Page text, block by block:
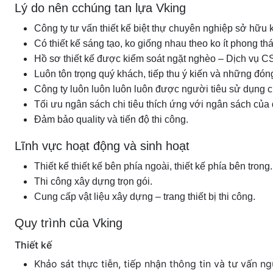
Lý do nên cchúng tan lựa Vking
Công ty tư vấn thiết kế biệt thự chuyên nghiệp sở hữu
Có thiết kế sáng tạo, ko giống nhau theo ko ít phong
Hồ sơ thiết kế được kiểm soát ngặt nghèo – Dịch vụ
Luôn tôn trọng quý khách, tiếp thu ý kiến và những
Công ty luôn luôn luôn luôn được người tiêu sử dụng
Tối ưu ngân sách chi tiêu thích ứng với ngân sách của
Đảm bảo quality và tiến độ thi công.
Lĩnh vực hoạt động và sinh hoạt
Thiết kế thiết kế bên phía ngoài, thiết kế phía bên trong.
Thi công xây dựng trọn gói.
Cung cấp vật liệu xây dựng – trang thiết bị thi công.
Quy trình của Vking
Thiết kế
Khảo sát thực tiễn, tiếp nhận thông tin và tư vấn